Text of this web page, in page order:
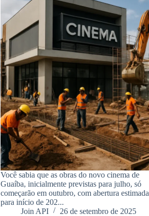
Você sabia que as obras do novo cinema de
Guaíba, inicialmente previstas para julho, só
começarão em outubro, com abertura estimada
para início de 202...
Join API
26 de setembro de 2025